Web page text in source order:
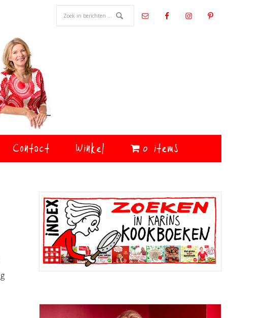
Contact Winkel 0 items
Primaire
Sidebar